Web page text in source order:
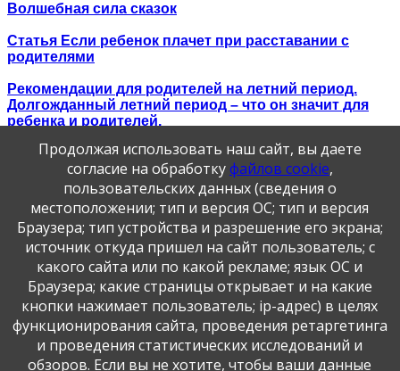
Волшебная сила сказок
Статья Если ребенок плачет при расставании с
родителями
Рекомендации для родителей на летний период.
Долгожданный летний период – что он значит для
ребенка и родителей.
Консультация для родителей «Что такое хорошо и
что такое плохо»
Консультация для родителей дошкольников
«Ценность игрушек у современных детей»
Интерактивная игра для детей 4-5 лет «Незнайка в
большом городе»
Оригами для детей — кладезь пользы в обычном
листе бумаги
Продолжая использовать наш сайт, вы даете
согласие на обработкуфайлов cookie,
пользовательских данных (сведения о
местоположении; тип и версия ОС; тип и версия
Браузера; тип устройства и разрешение его экрана;
источник откуда пришел на сайт пользователь; с
какого сайта или по какой рекламе; язык ОС и
Браузера; какие страницы открывает и на какие
кнопки нажимает пользователь; ip-адрес) в целях
функционирования сайта, проведения ретаргетинга
и проведения статистических исследований и
обзоров. Если вы не хотите, чтобы ваши данные